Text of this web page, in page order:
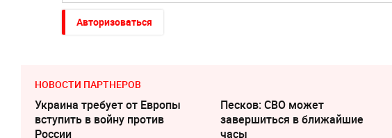
Авторизоваться
НОВОСТИ ПАРТНЕРОВ
Украина требует от Европы
вступить в войну против
России
Песков: СВО может
завершиться в ближайшие
часы